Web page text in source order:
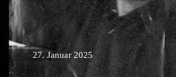
27. Januar 2025